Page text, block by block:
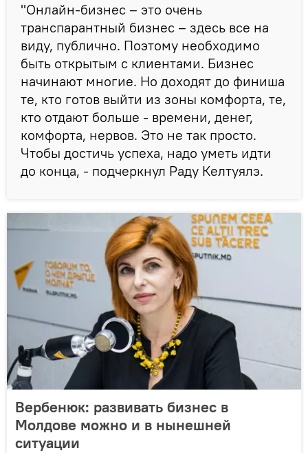
"Онлайн-бизнес – это очень
транспарантный бизнес – здесь все на
виду, публично. Поэтому необходимо
быть открытым с клиентами. Бизнес
начинают многие. Но доходят до финиша
те, кто готов выйти из зоны комфорта, те,
кто отдают больше - времени, денег,
комфорта, нервов. Это не так просто.
Чтобы достичь успеха, надо уметь идти
до конца, - подчеркнул Раду Келтуялэ.
Вербенюк: развивать бизнес в
Молдове можно и в нынешней
ситуации